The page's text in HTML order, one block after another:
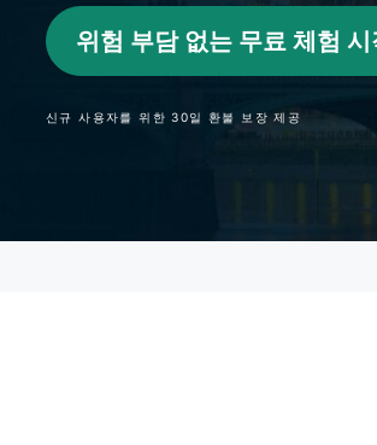
위험 부담 없는 무료 체험 시
신규 사용자를 위한 30일 환불 보장 제공